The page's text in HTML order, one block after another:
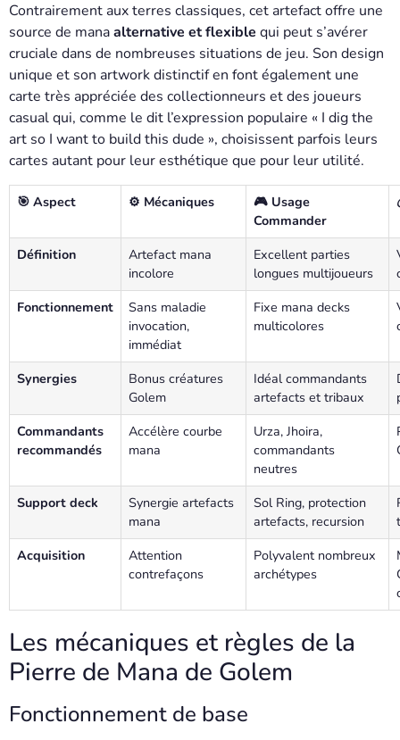
Contrairement aux terres classiques, cet artefact offre une
source de manaalternative et flexible qui peut s’avérer
cruciale dans de nombreuses situations de jeu. Son design
unique et son artwork distinctif en font également une
carte très appréciée des collectionneurs et des joueurs
casual qui, comme le dit l’expression populaire « I dig the
art so I want to build this dude », choisissent parfois leurs
cartes autant pour leur esthétique que pour leur utilité.
🎯 Aspect ⚙️ Mécaniques
🎮 Usage
Commander
Définition
Artefact mana
incolore
Excellent parties
longues multijoueurs
Fonctionnement
Sans maladie
invocation,
immédiat
Fixe mana decks
multicolores
Synergies
Bonus créatures
Golem
Idéal commandants
artefacts et tribaux
Commandants
recommandés
Accélère courbe
mana
Urza, Jhoira,
commandants
neutres
Support deck
Synergie artefacts
mana
Sol Ring, protection
artefacts, recursion
Acquisition
Attention
contrefaçons
Polyvalent nombreux
archétypes
Les mécaniques et règles de la
Pierre de Mana de Golem
Fonctionnement de base